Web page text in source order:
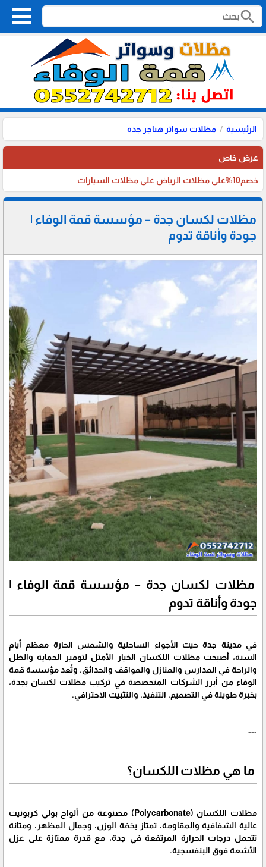
search
الرئيسية مظلات سواتر هناجر جده
عرض خاص
خصم10%على مظلات الرياض على مظلات السيارات
مظلات لكسان جدة – مؤسسة قمة الوفاء |
جودة وأناقة تدوم
مظلات لكسان جدة – مؤسسة قمة الوفاء |
جودة وأناقة تدوم
في مدينة جدة حيث الأجواء الساحلية والشمس الحارة معظم أيام
السنة، أصبحت مظلات اللكسان الخيار الأمثل لتوفير الحماية والظل
والراحة في المدارس والمنازل والمواقف والحدائق. وتُعد مؤسسة قمة
الوفاء من أبرز الشركات المتخصصة في تركيب مظلات لكسان بجدة،
بخبرة طويلة في التصميم، التنفيذ، والتثبيت الاحترافي.
---
ما هي مظلات اللكسان؟
مظلات اللكسان (Polycarbonate) مصنوعة من ألواح بولي كربونيت
عالية الشفافية والمقاومة، تمتاز بخفة الوزن، وجمال المظهر، ومتانة
تتحمل درجات الحرارة المرتفعة في جدة، مع قدرة ممتازة على عزل
الأشعة فوق البنفسجية.